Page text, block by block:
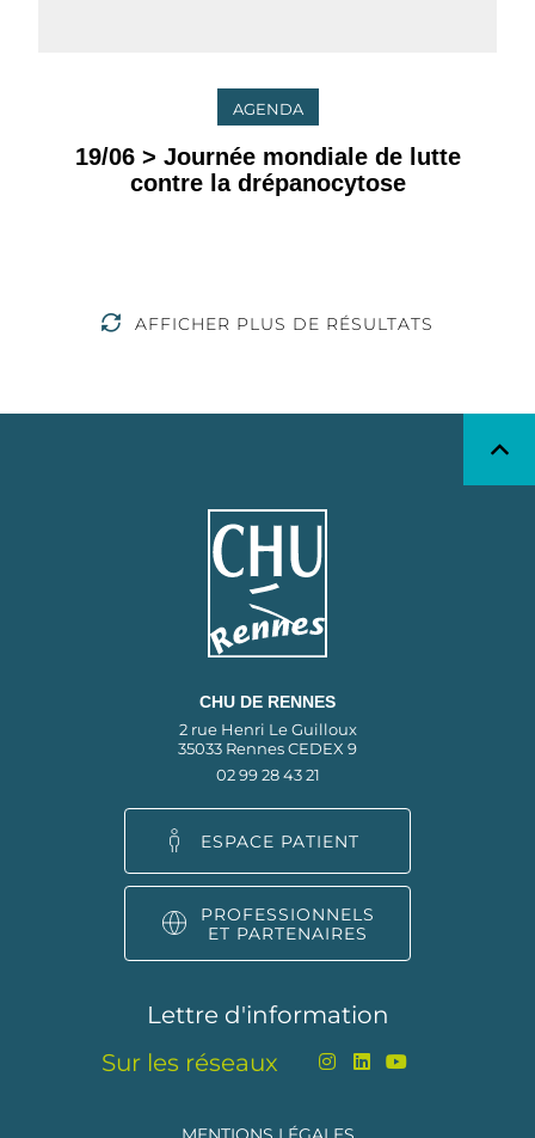
AGENDA
19/06 > Journée mondiale de lutte
contre la drépanocytose
AFFICHER PLUS DE RÉSULTATS
CHU DE RENNES
2 rue Henri Le Guilloux
35033 Rennes CEDEX 9
02 99 28 43 21
ESPACE PATIENT
PROFESSIONNELS
ET PARTENAIRES
Lettre d'information
Sur les réseaux